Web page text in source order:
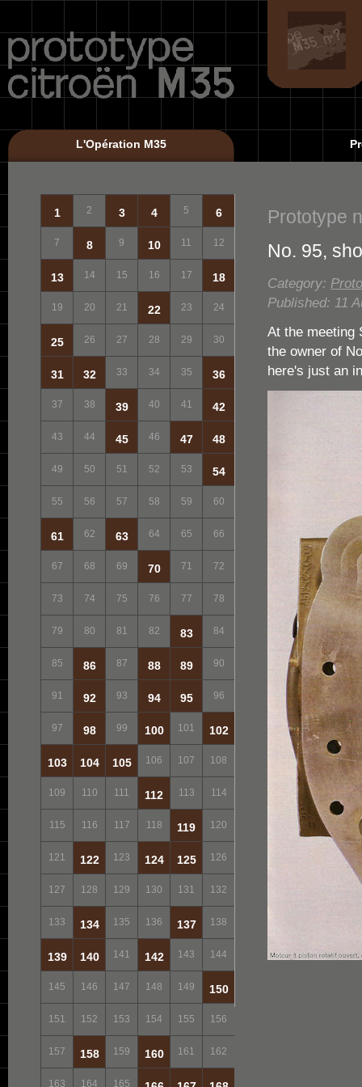
L'Opération M35
1 2 3 4 5 6
7 8 9 10 11 12
13 14 15 16 17 18
19 20 21 22 23 24
25 26 27 28 29 30
31 32 33 34 35 36
37 38 39 40 41 42
43 44 45 46 47 48
49 50 51 52 53 54
55 56 57 58 59 60
61 62 63 64 65 66
67 68 69 70 71 72
73 74 75 76 77 78
79 80 81 82 83 84
85 86 87 88 89 90
91 92 93 94 95 96
97 98 99 100 101 102
103 104 105 106 107 108
109 110 111 112 113 114
115 116 117 118 119 120
121 122 123 124 125 126
127 128 129 130 131 132
133 134 135 136 137 138
139 140 141 142 143 144
145 146 147 148 149 150
151 152 153 154 155 156
157 158 159 160 161 162
163 164 165
Prototype
No. 95,
Category:
Published: 11
At the meeting
the owner of
here's just an